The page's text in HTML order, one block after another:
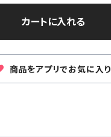
カートに入れる
商品をアプリでお気に入り